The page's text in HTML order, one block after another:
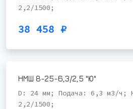
2,2/1500;
38 458 ₽
НМШ 8-25-6,3/2,5 "Ю"
D: 24 мм; Подача: 6,3 м3/ч;
2,2/1500;